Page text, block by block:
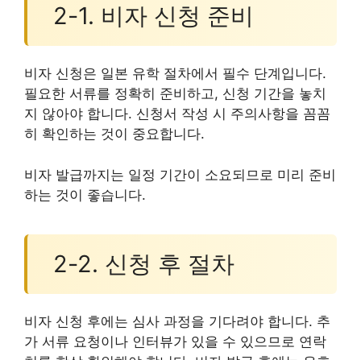
2-1. 비자 신청 준비
비자 신청은 일본 유학 절차에서 필수 단계입니다.
필요한 서류를 정확히 준비하고, 신청 기간을 놓치
지 않아야 합니다. 신청서 작성 시 주의사항을 꼼꼼
히 확인하는 것이 중요합니다.
비자 발급까지는 일정 기간이 소요되므로 미리 준비
하는 것이 좋습니다.
2-2. 신청 후 절차
비자 신청 후에는 심사 과정을 기다려야 합니다. 추
가 서류 요청이나 인터뷰가 있을 수 있으므로 연락